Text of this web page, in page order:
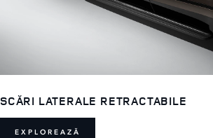
SCĂRI LATERALE RETRACTABILE
EXPLOREAZĂ